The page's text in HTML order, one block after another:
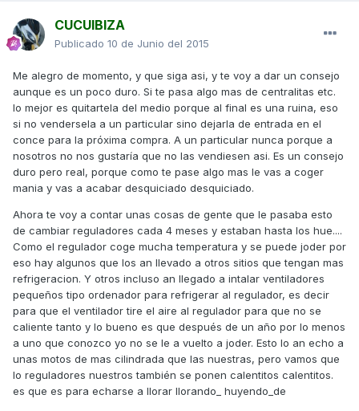
CUCUIBIZA
Publicado 10 de Junio del 2015
Me alegro de momento, y que siga asi, y te voy a dar un consejo
aunque es un poco duro. Si te pasa algo mas de centralitas etc.
lo mejor es quitartela del medio porque al final es una ruina, eso
si no vendersela a un particular sino dejarla de entrada en el
conce para la próxima compra. A un particular nunca porque a
nosotros no nos gustaría que no las vendiesen asi. Es un consejo
duro pero real, porque como te pase algo mas le vas a coger
mania y vas a acabar desquiciado desquiciado.
Ahora te voy a contar unas cosas de gente que le pasaba esto
de cambiar reguladores cada 4 meses y estaban hasta los hue....
Como el regulador coge mucha temperatura y se puede joder por
eso hay algunos que los an llevado a otros sitios que tengan mas
refrigeracion. Y otros incluso an llegado a intalar ventiladores
pequeños tipo ordenador para refrigerar al regulador, es decir
para que el ventilador tire el aire al regulador para que no se
caliente tanto y lo bueno es que después de un año por lo menos
a uno que conozco yo no se le a vuelto a joder. Esto lo an echo a
unas motos de mas cilindrada que las nuestras, pero vamos que
lo reguladores nuestros también se ponen calentitos calentitos.
es que es para echarse a llorar llorando_ huyendo_de